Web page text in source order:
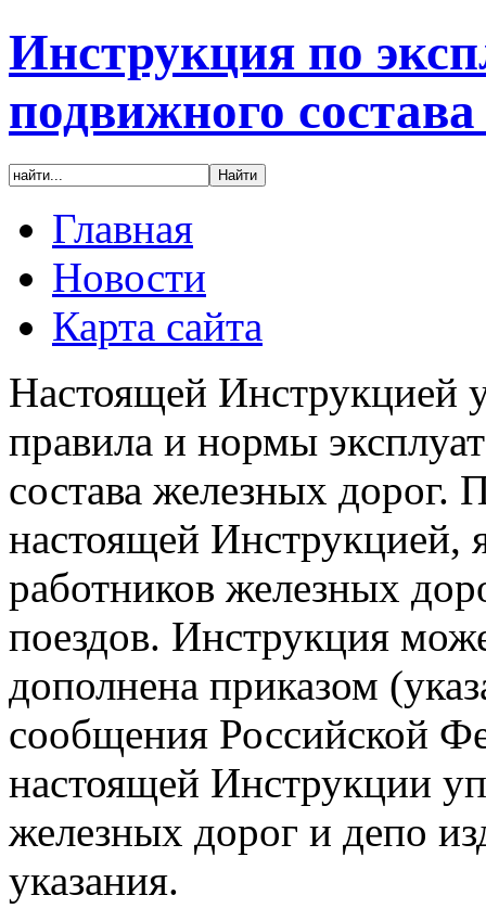
Инструкция по
подвижного
Главная
Новости
Карта сайта
Настоящей Инструкцией
правила и нормы
состава железных дорог.
настоящей Инструкцией,
работников железных
поездов. Инструкция
дополнена приказом
сообщения Российской
настоящей Инструкции
железных дорог и депо
указания.